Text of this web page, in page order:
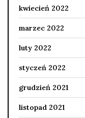
kwiecień 2022
marzec 2022
luty 2022
styczeń 2022
grudzień 2021
listopad 2021